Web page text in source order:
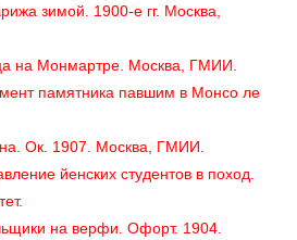
зимой. 1900-е гг. Москва,
на Монмартре. Москва, ГМИИ.
памятника павшим в Монсо ле
Ок. 1907. Москва, ГМИИ.
йенских студентов в поход.
на верфи. Офорт. 1904.